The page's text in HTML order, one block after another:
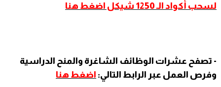
لسحب أكواد الـ 1250 شيكل اضغط هنا
- تصفح عشرات الوظائف الشاغرة والمنح الدراسية
وفرص العمل عبر الرابط التالي: اضغط هنا